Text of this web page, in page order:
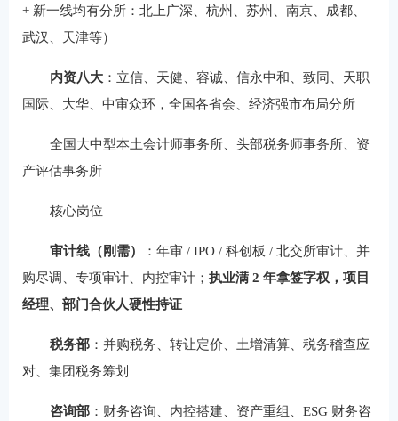
+ 新一线均有分所：北上广深、杭州、苏州、南京、成都、
武汉、天津等）
内资八大：立信、天健、容诚、信永中和、致同、天职
国际、大华、中审众环，全国各省会、经济强市布局分所
全国大中型本土会计师事务所、头部税务师事务所、资
产评估事务所
核心岗位
审计线（刚需）
：年审 / IPO / 科创板 / 北交所审计、并
购尽调、专项审计、内控审计； 执业满 2 年拿签字权，项目
经理、部门合伙人硬性持证
税务部：并购税务、转让定价、土增清算、税务稽查应
对、集团税务筹划
咨询部：财务咨询、内控搭建、资产重组、ESG 财务咨